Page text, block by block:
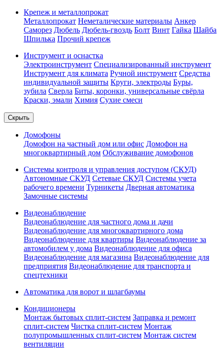
Крепеж и металлопрокат
Металлопрокат Неметалические материалы Анкер
Саморез Дюбель Дюбель-гвоздь Болт Винт Гайка Шайба
Шпилька Прочий крепеж
Инструмент и оснастка
Электроинструмент Специализированный инструмент
Инструмент для климата Ручной инструмент Средства
индивидуальной защиты Круги, электроды Буры,
зубила Сверла Биты, коронки, универсальные свёрла
Краски, эмали Химия Сухие смеси
Скрыть
Домофоны
Домофон на частный дом или офис Домофон на
многоквартирный дом Обслуживание домофонов
Системы контроля и управления доступом (СКУД)
Автономные СКУД Сетевые СКУД Системы учета
рабочего времени Турникеты Дверная автоматика
Замочные системы
Видеонаблюдение
Видеонаблюдение для частного дома и дачи
Видеонаблюдение для многоквартирного дома
Видеонаблюдение для квартиры Видеонаблюдение за
автомобилем у дома Видеонаблюдение для офиса
Видеонаблюдение для магазина Видеонаблюдение для
предприятия Видеонаблюдение для транспорта и
спецтехники
Автоматика для ворот и шлагбаумы
Кондиционеры
Монтаж бытовых сплит-систем Заправка и ремонт
сплит-систем Чистка сплит-систем Монтаж
полупромышленных сплит-систем Монтаж систем
вентиляции